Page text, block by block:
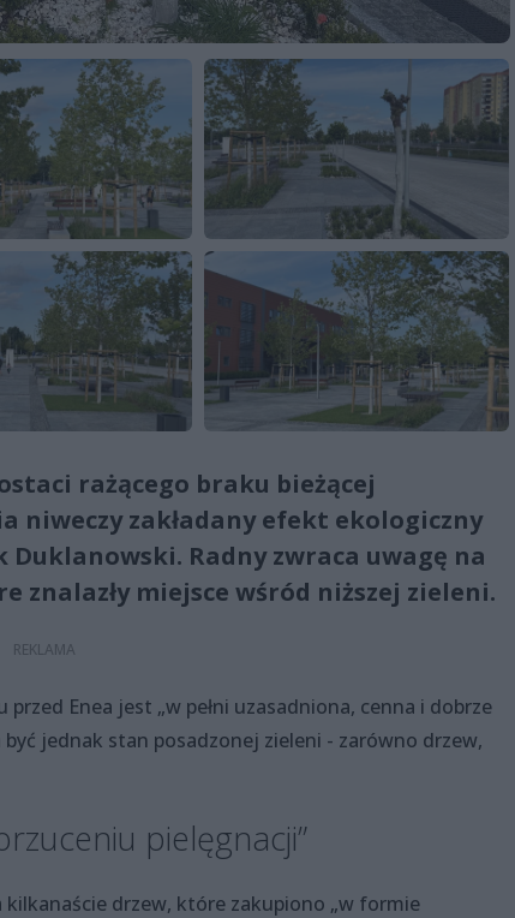
rażącego braku bieżącej
niweczy zakładany efekt ekologiczny
Radny zwraca uwagę na
znalazły miejsce wśród niższej zieleni.
Enea jest „w pełni uzasadniona, cenna i dobrze
jednak stan posadzonej zieleni - zarówno drzew,
pielęgnacji”
drzew, które zakupiono „w formie